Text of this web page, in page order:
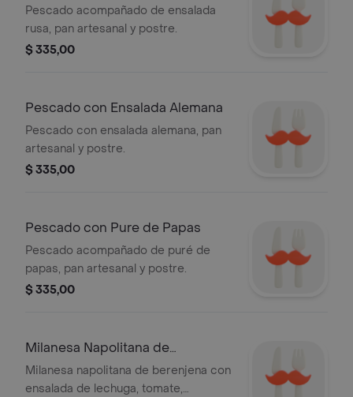
Pescado acompañado de ensalada
rusa, pan artesanal y postre.
$ 335,00
Pescado con Ensalada Alemana
Pescado con ensalada alemana, pan
artesanal y postre.
$ 335,00
Pescado con Pure de Papas
Pescado acompañado de puré de
papas, pan artesanal y postre.
$ 335,00
Milanesa Napolitana de
Berenjena
Milanesa napolitana de berenjena con
ensalada de lechuga, tomate,